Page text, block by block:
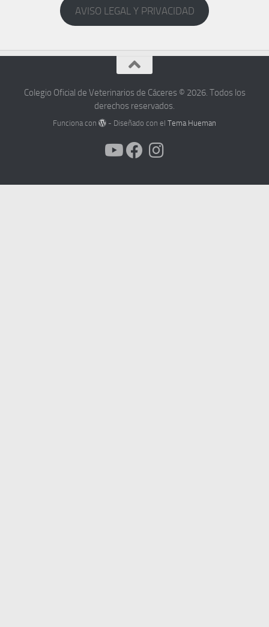
AVISO LEGAL Y PRIVACIDAD
Colegio Oficial de Veterinarios de Cáceres © 2026. Todos los
derechos reservados.
Funciona con - Diseñado con elTema Hueman